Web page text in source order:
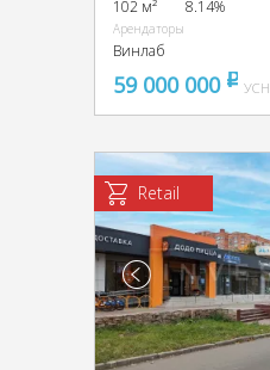
102 м² 8.14%
Арендаторы
Винлаб
59 000 000 pуб
УСН
Retail